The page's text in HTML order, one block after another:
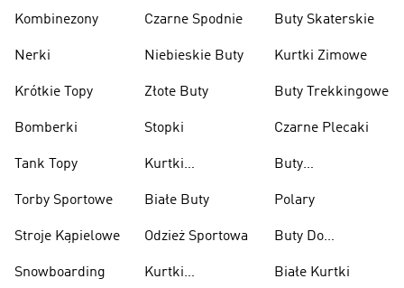
Kombinezony
Nerki
Krótkie Topy
Bomberki
Tank Topy
Torby Sportowe
Stroje Kąpielowe
Snowboarding
Czarne Spodnie
Niebieskie Buty
Złote Buty
Stopki
Kurtki
Białe Buty
Odzież Sportowa
Kurtki
Buty Skaterskie
Kurtki Zimowe
Buty Trekkingowe
Czarne Plecaki
Buty
Polary
Buty Do
Ciężarów
Białe Kurtki